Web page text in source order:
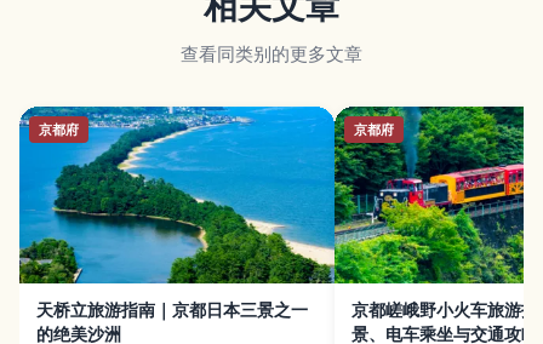
查看同类别的更多文章
京都府
天桥立旅游指南｜京都日本三景之一
的绝美沙洲
京都府
京都嵯峨野小火车旅游指
景、电车乘坐与交通攻略